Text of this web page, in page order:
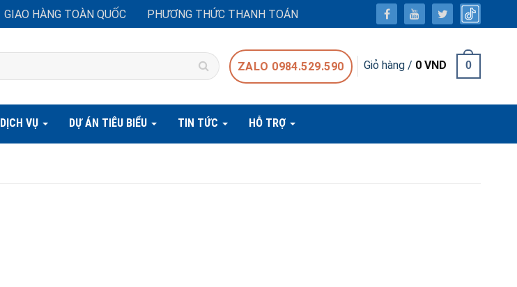
GIAO HÀNG TOÀN QUỐC PHƯƠNG THỨC THANH TOÁN
ZALO 0984.529.590 Giỏ hàng / 0VND 0
DỊCH VỤ DỰ ÁN TIÊU BIỂU TIN TỨC HỖ TRỢ